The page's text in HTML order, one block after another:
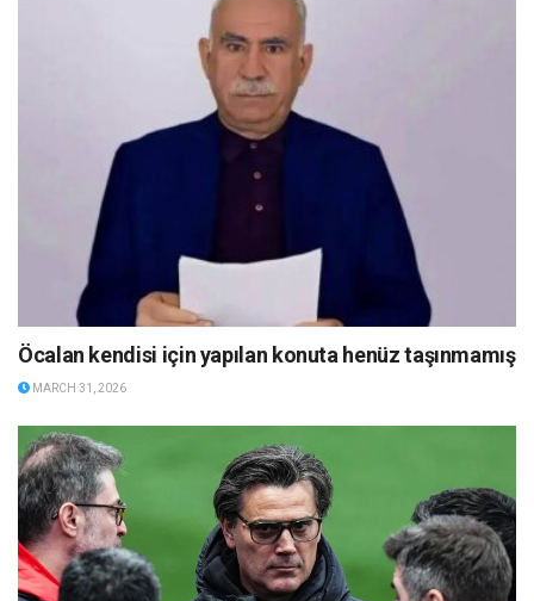
Öcalan kendisi için yapılan konuta henüz taşınmamış
MARCH 31, 2026